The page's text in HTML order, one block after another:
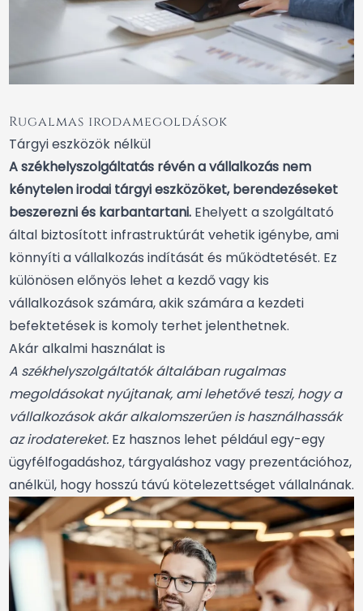
Rugalmas irodamegoldások
Tárgyi eszközök nélkül
A székhelyszolgáltatás révén a vállalkozás nem
kénytelen irodai tárgyi eszközöket, berendezéseket
beszerezni és karbantartani. Ehelyett a szolgáltató
által biztosított infrastruktúrát vehetik igénybe, ami
könnyíti a vállalkozás indítását és működtetését. Ez
különösen előnyös lehet a kezdő vagy kis
vállalkozások számára, akik számára a kezdeti
befektetések is komoly terhet jelenthetnek.
Akár alkalmi használat is
A székhelyszolgáltatók általában rugalmas
megoldásokat nyújtanak, ami lehetővé teszi, hogy a
vállalkozások akár alkalomszerűen is használhassák
az irodatereket. Ez hasznos lehet például egy-egy
ügyfélfogadáshoz, tárgyaláshoz vagy prezentációhoz,
anélkül, hogy hosszú távú kötelezettséget vállalnának.